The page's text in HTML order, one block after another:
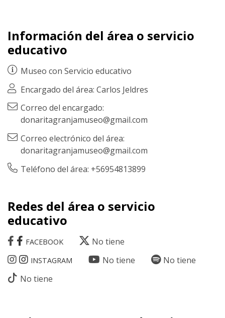
Información del área o servicio
educativo
Museo con Servicio educativo
Encargado del área: Carlos Jeldres
Correo del encargado:
donaritagranjamuseo@gmail.com
Correo electrónico del área:
donaritagranjamuseo@gmail.com
Teléfono del área: +56954813899
Redes del área o servicio
educativo
FACEBOOK No tiene
INSTAGRAM No tiene
No tiene
No tiene